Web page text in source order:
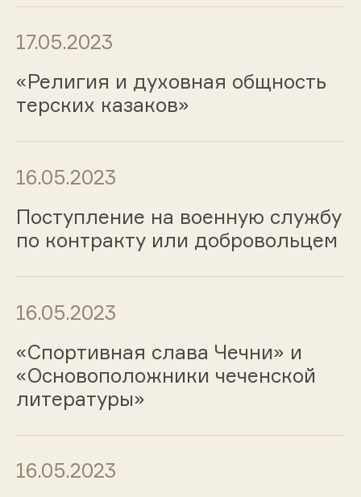
17.05.2023
«Религия и духовная общность
терских казаков»
16.05.2023
Поступление на военную службу
по контракту или добровольцем
16.05.2023
«Спортивная слава Чечни» и
«Основоположники чеченской
литературы»
16.05.2023